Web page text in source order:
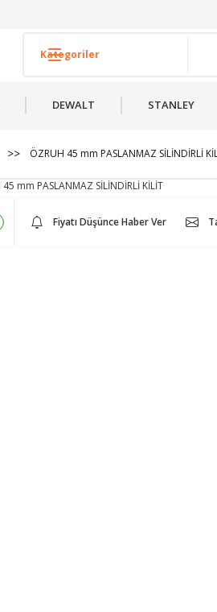
DEWALT STANLEY
ÖZRUH 45 mm PASLANMAZ SİLİNDİRLİ
Fiyatı Düşünce Haber Ver